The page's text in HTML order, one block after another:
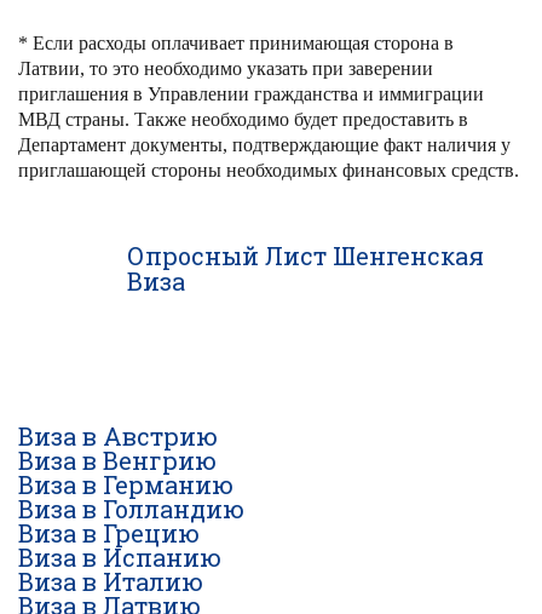
Виза в Австрию
Виза в Венгрию
Виза в Германию
Виза в Голландию
Виза в Грецию
Виза в Испанию
Виза в Италию
Виза в Латвию
* Eсли расходы оплачивает принимающая сторона в
Латвии, то это необходимо указать при заверении
приглашения в Управлении гражданства и иммиграции
МВД страны. Также необходимо будет предоставить в
Департамент документы, подтверждающие факт наличия у
приглашающей стороны необходимых финансовых средств.
Опросный Лист Шенгенская
Виза